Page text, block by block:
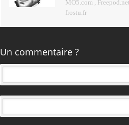
MO5.com ,
frostu.fr
Un commentaire ?